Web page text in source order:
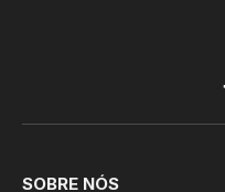
SOBRE NÓS